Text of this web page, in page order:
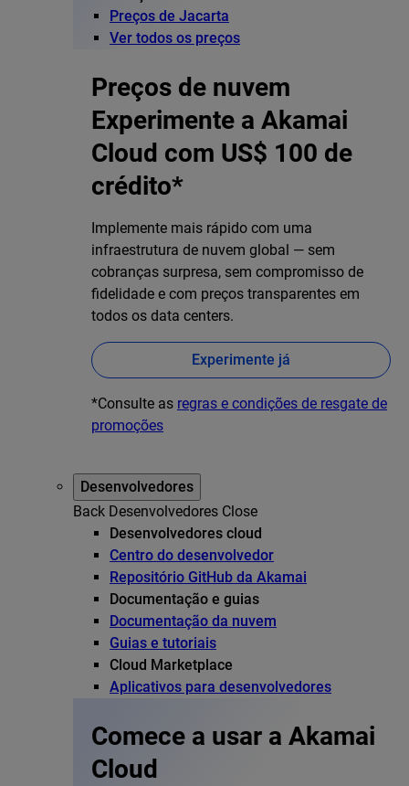
Preços de Jacarta
Ver todos os preços
Preços de nuvem
Experimente a Akamai
Cloud com US$ 100 de
crédito*
Implemente mais rápido com uma
infraestrutura de nuvem global — sem
cobranças surpresa, sem compromisso de
fidelidade e com preços transparentes em
todos os data centers.
Experimente já
*Consulte as regras e condições de resgate de
promoções
Desenvolvedores
Back Desenvolvedores Close
Desenvolvedores cloud
Centro do desenvolvedor
Repositório GitHub da Akamai
Documentação e guias
Documentação da nuvem
Guias e tutoriais
Cloud Marketplace
Aplicativos para desenvolvedores
Comece a usar a Akamai
Cloud